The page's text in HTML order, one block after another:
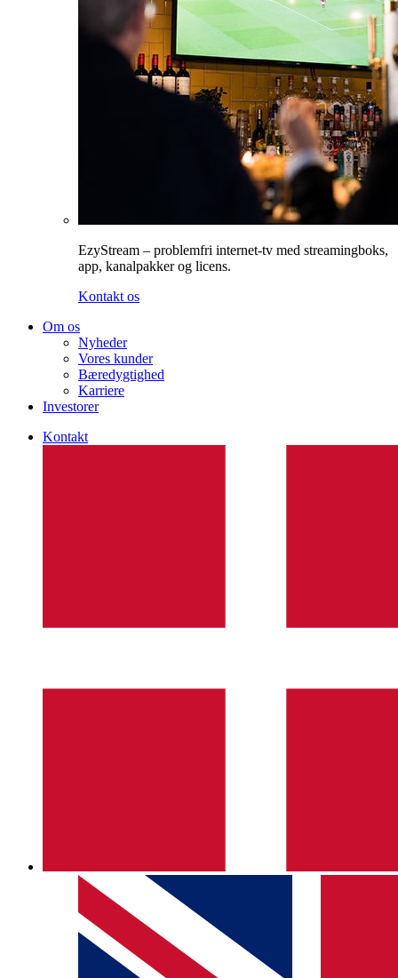
EzyStream – problemfri internet-tv med streamingboks,
app, kanalpakker og licens.
Kontakt os
Om os
Nyheder
Vores kunder
Bæredygtighed
Karriere
Investorer
Kontakt